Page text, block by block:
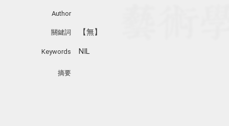
Author
關鍵詞 【無】
Keywords NIL
摘要